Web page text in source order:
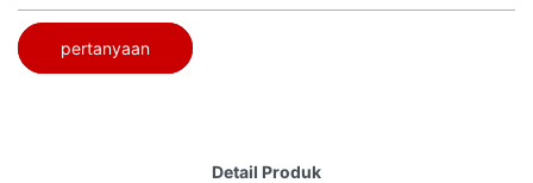
pertanyaan
Detail Produk